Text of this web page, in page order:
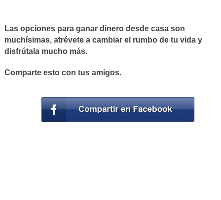
Las opciones para ganar dinero desde casa son
muchísimas, atrévete a cambiar el rumbo de tu vida y
disfrútala mucho más.
Comparte esto con tus amigos.